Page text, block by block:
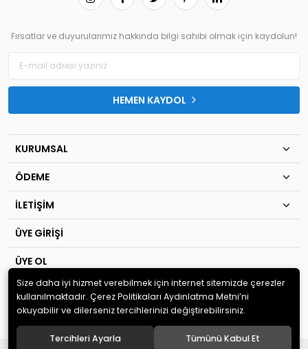
Fırsatlar ve duyurularımız hakkında bilgi sahibi olmak için kaydolun!
HEMEN KAYDOL
KURUMSAL
ÖDEME
İLETİŞİM
ÜYE GİRİŞİ
ÜYE OL
© 2020 TIP KİM SAN Ltd.Şti . Tüm hakları saklıdır.
Size daha iyi hizmet verebilmek için internet sitemizde çerezler
kullanılmaktadır. Çerez Politikaları Aydınlatma Metni’ni
okuyabilir ve dilerseniz tercihlerinizi değiştirebilirsiniz.
Tercihleri Ayarla Tümünü Kabul Et